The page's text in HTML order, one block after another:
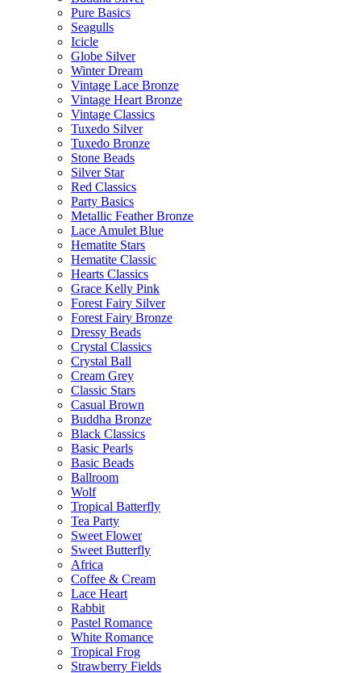
Pure Basics
Seagulls
Icicle
Globe Silver
Winter Dream
Vintage Lace Bronze
Vintage Heart Bronze
Vintage Classics
Tuxedo Silver
Tuxedo Bronze
Stone Beads
Silver Star
Red Classics
Party Basics
Metallic Feather Bronze
Lace Amulet Blue
Hematite Stars
Hematite Classic
Hearts Classics
Grace Kelly Pink
Forest Fairy Silver
Forest Fairy Bronze
Dressy Beads
Crystal Classics
Crystal Ball
Cream Grey
Classic Stars
Casual Brown
Buddha Bronze
Black Classics
Basic Pearls
Basic Beads
Ballroom
Wolf
Tropical Batterfly
Tea Party
Sweet Flower
Sweet Butterfly
Africa
Coffee & Cream
Lace Heart
Rabbit
Pastel Romance
White Romance
Tropical Frog
Strawberry Fields